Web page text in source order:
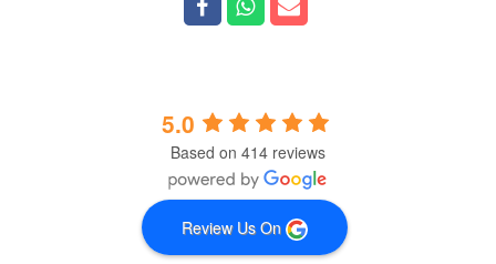
5.0
Based on 414 reviews
Review Us On